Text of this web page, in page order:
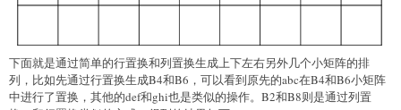
下面就是通过简单的行置换和列置换生成上下左右另外几个小矩阵的排
列，比如先通过行置换生成B4和B6，可以看到原先的abc在B4和B6小矩阵
中进行了置换，其他的def和ghi也是类似的操作。B2和B8则是通过列置